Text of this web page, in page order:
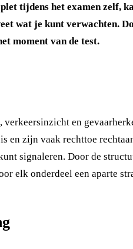
tijdens het examen
wat je kunt verwachten.
moment van de test.
en
en zijn vaak rechttoe
signaleren. Door de
elk onderdeel een aparte